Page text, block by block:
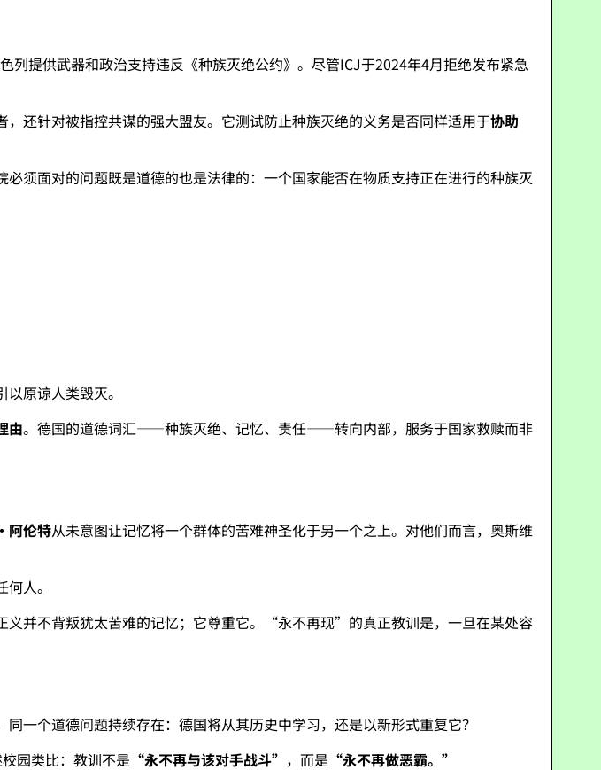
列提供武器和政治支持违反《种族灭绝公约》。尽管ICJ于2024年4月拒绝发布紧急
还针对被指控共谋的强大盟友。它测试防止种族灭绝的义务是否同样适用于协助
须面对的问题既是道德的也是法律的：一个国家能否在物质支持正在进行的种族灭
原谅人类毁灭。
由。德国的道德词汇——种族灭绝、记忆、责任——转向内部，服务于国家救赎而非
阿伦特从未意图让记忆将一个群体的苦难神圣化于另一个之上。对他们而言，奥斯维
人。
并不背叛犹太苦难的记忆；它尊重它。“永不再现”的真正教训是，一旦在某处容
一个道德问题持续存在：德国将从其历史中学习，还是以新形式重复它？
园类比：教训不是 “永不再与该对手战斗” ，而是 “永不再做恶霸。”